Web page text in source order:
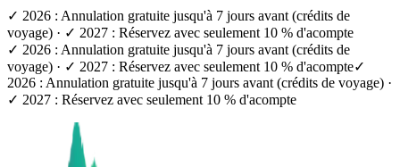
✓ 2026 : Annulation gratuite jusqu'à 7 jours avant (crédits de
voyage) · ✓ 2027 : Réservez avec seulement 10 % d'acompte
✓ 2026 : Annulation gratuite jusqu'à 7 jours avant (crédits de
voyage) · ✓ 2027 : Réservez avec seulement 10 % d'acompte✓
2026 : Annulation gratuite jusqu'à 7 jours avant (crédits de voyage) ·
✓ 2027 : Réservez avec seulement 10 % d'acompte